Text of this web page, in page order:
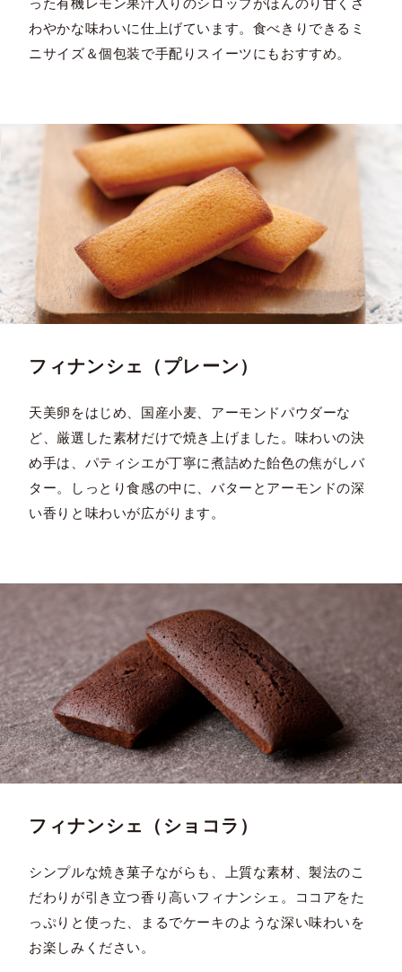
った有機レモン果汁入りのシロップがほんのり甘くさ
わやかな味わいに仕上げています。食べきりできるミ
ニサイズ＆個包装で手配りスイーツにもおすすめ。
フィナンシェ（プレーン）
天美卵をはじめ、国産小麦、アーモンドパウダーな
ど、厳選した素材だけで焼き上げました。味わいの決
め手は、パティシエが丁寧に煮詰めた飴色の焦がしバ
ター。しっとり食感の中に、バターとアーモンドの深
い香りと味わいが広がります。
フィナンシェ（ショコラ）
シンプルな焼き菓子ながらも、上質な素材、製法のこ
だわりが引き立つ香り高いフィナンシェ。ココアをた
っぷりと使った、まるでケーキのような深い味わいを
お楽しみください。